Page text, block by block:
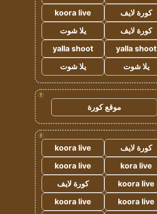
كورة لايف
koora live
كورة لايف
يلا شوت
yalla shoot
yalla shoot
يلا شوت
يلا شوت
!
موقع كورة
!
كورة لايف
koora live
kora live
koora live
koora live
كورة لايف
koora live
koora live